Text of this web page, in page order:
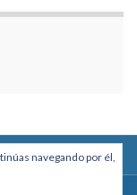
navegando por él,